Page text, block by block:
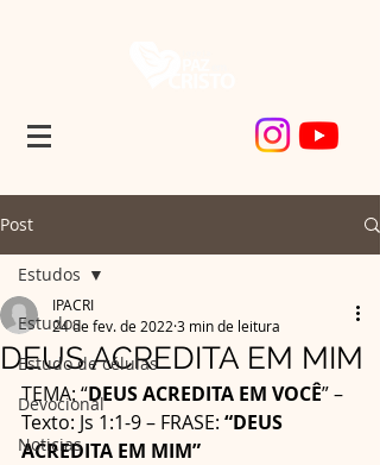
Post
Estudos
Estudo de células
Devocional
Noticias
Estudos
DEUS ACREDITA EM MIM
IPACRI
24 de fev. de 2022 3 min de leitura
TEMA: “DEUS ACREDITA EM VOCÊ” –
Texto: Js 1:1-9 – FRASE: “DEUS
ACREDITA EM MIM”